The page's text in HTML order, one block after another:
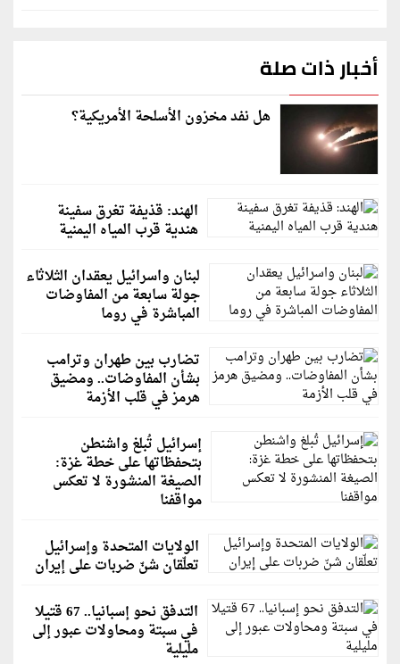
أخبار ذات صلة
هل نفد مخزون الأسلحة الأمريكية؟
الهند: قذيفة تغرق سفينة
هندية قرب المياه اليمنية
لبنان واسرائيل يعقدان الثلاثاء
جولة سابعة من المفاوضات
المباشرة في روما
تضارب بين طهران وترامب
بشأن المفاوضات.. ومضيق
هرمز في قلب الأزمة
إسرائيل تُبلغ واشنطن
بتحفظاتها على خطة غزة:
الصيغة المنشورة لا تعكس
مواقفنا
الولايات المتحدة وإسرائيل
تعلّقان شنّ ضربات على إيران
التدفق نحو إسبانيا.. 67 قتيلا
في سبتة ومحاولات عبور إلى
مليلية